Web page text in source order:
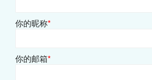
你的昵称*
你的邮箱*